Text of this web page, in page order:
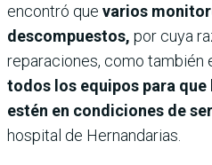
encontró que varios
descompuestos, por cuya
reparaciones, como también
todos los equipos para que
estén en condiciones de
hospital de Hernandarias.